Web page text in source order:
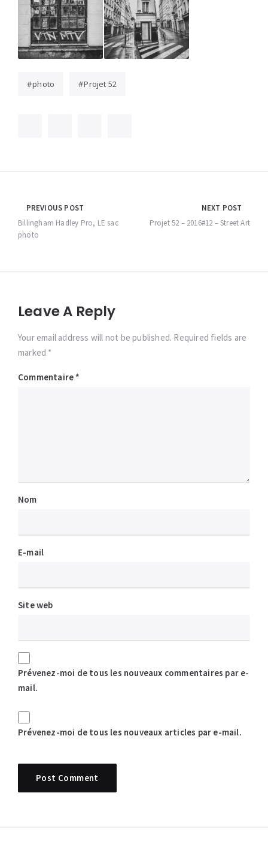
photo Projet 52
Navigation
de
l’article
PREVIOUS POST
Billingham Hadley Pro, LE sac
photo
NEXT POST
Projet 52 – 2016#12 – Street Art
Leave A Reply
Your email address will not be published. Required fields are
marked *
Commentaire *
Nom
E-mail
Site web
Prévenez-moi de tous les nouveaux commentaires par e-
mail.
Prévenez-moi de tous les nouveaux articles par e-mail.